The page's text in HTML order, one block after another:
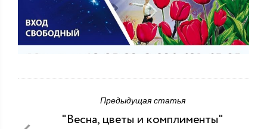
Предыдущая статья
"Весна, цветы и комплименты"